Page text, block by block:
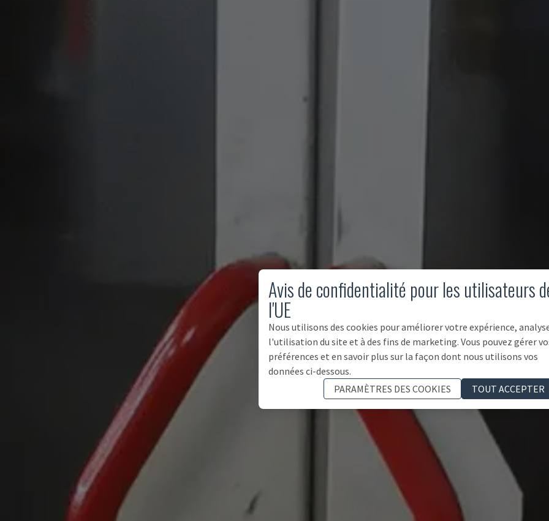
Avis de confidentialité pour les utilisateurs
l'UE
Nous utilisons des cookies pour améliorer votre expérience,
l'utilisation du site et à des fins de marketing. Vous pouvez gérer
préférences et en savoir plus sur la façon dont nous utilisons vos
données ci-dessous.
PARAMÈTRES DES COOKIES
TOUT ACCEPTER